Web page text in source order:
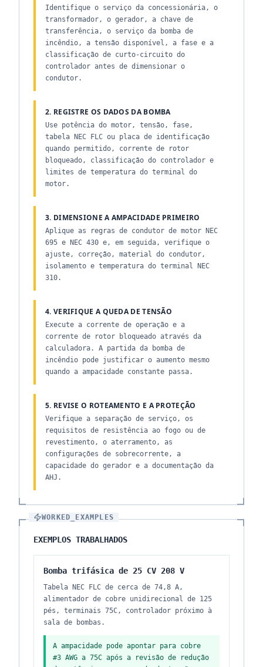
Identifique o serviço da concessionária, o
transformador, o gerador, a chave de
transferência, o serviço da bomba de
incêndio, a tensão disponível, a fase e a
classificação de curto-circuito do
controlador antes de dimensionar o
condutor.
2. REGISTRE OS DADOS DA BOMBA
Use potência do motor, tensão, fase,
tabela NEC FLC ou placa de identificação
quando permitido, corrente de rotor
bloqueado, classificação do controlador e
limites de temperatura do terminal do
motor.
3. DIMENSIONE A AMPACIDADE PRIMEIRO
Aplique as regras de condutor de motor NEC
695 e NEC 430 e, em seguida, verifique o
ajuste, correção, material do condutor,
isolamento e temperatura do terminal NEC
310.
4. VERIFIQUE A QUEDA DE TENSÃO
Execute a corrente de operação e a
corrente de rotor bloqueado através da
calculadora. A partida da bomba de
incêndio pode justificar o aumento mesmo
quando a ampacidade constante passa.
5. REVISE O ROTEAMENTO E A PROTEÇÃO
Verifique a separação de serviço, os
requisitos de resistência ao fogo ou de
revestimento, o aterramento, as
configurações de sobrecorrente, a
capacidade do gerador e a documentação da
AHJ.
WORKED_EXAMPLES
EXEMPLOS TRABALHADOS
Bomba trifásica de 25 CV 208 V
Tabela NEC FLC de cerca de 74,8 A,
alimentador de cobre unidirecional de 125
pés, terminais 75C, controlador próximo à
sala de bombas.
A ampacidade pode apontar para cobre
#3 AWG a 75C após a revisão de redução